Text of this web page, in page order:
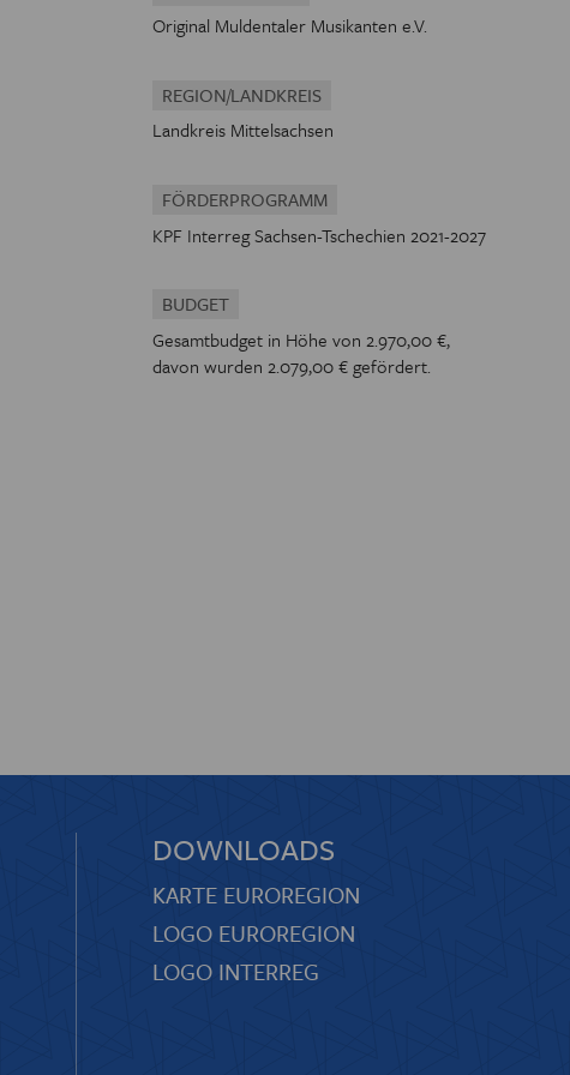
Original Muldentaler Musikanten e.V.
REGION/LANDKREIS
Landkreis Mittelsachsen
FÖRDERPROGRAMM
KPF Interreg Sachsen-Tschechien 2021-2027
BUDGET
Gesamtbudget in Höhe von 2.970,00 €,
davon wurden 2.079,00 € gefördert.
DOWNLOADS
KARTE EUROREGION
LOGO EUROREGION
LOGO INTERREG